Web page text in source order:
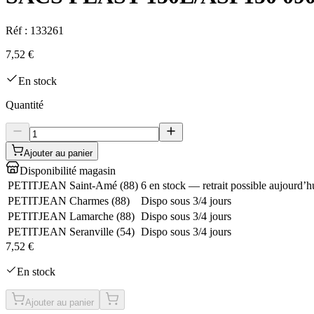
Réf : 133261
7,52 €
En stock
Quantité
Ajouter au panier
Disponibilité magasin
PETITJEAN Saint-Amé (88) 6 en stock — retrait possible
PETITJEAN Charmes (88)
Dispo sous 3/4 jours
PETITJEAN Lamarche (88) Dispo sous 3/4 jours
PETITJEAN Seranville (54) Dispo sous 3/4 jours
7,52 €
En stock
Ajouter au panier